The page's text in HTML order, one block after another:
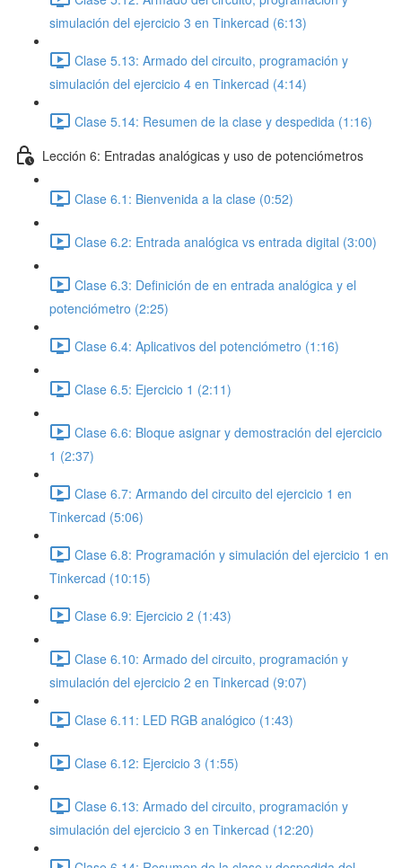
simulación del ejercicio 3 en Tinkercad (6:13)
Clase 5.13: Armado del circuito, programación y
simulación del ejercicio 4 en Tinkercad (4:14)
Clase 5.14: Resumen de la clase y despedida (1:16)
Lección 6: Entradas analógicas y uso de potenciómetros
Clase 6.1: Bienvenida a la clase (0:52)
Clase 6.2: Entrada analógica vs entrada digital (3:00)
Clase 6.3: Definición de en entrada analógica y el
potenciómetro (2:25)
Clase 6.4: Aplicativos del potenciómetro (1:16)
Clase 6.5: Ejercicio 1 (2:11)
Clase 6.6: Bloque asignar y demostración del ejercicio
1 (2:37)
Clase 6.7: Armando del circuito del ejercicio 1 en
Tinkercad (5:06)
Clase 6.8: Programación y simulación del ejercicio 1 en
Tinkercad (10:15)
Clase 6.9: Ejercicio 2 (1:43)
Clase 6.10: Armado del circuito, programación y
simulación del ejercicio 2 en Tinkercad (9:07)
Clase 6.11: LED RGB analógico (1:43)
Clase 6.12: Ejercicio 3 (1:55)
Clase 6.13: Armado del circuito, programación y
simulación del ejercicio 3 en Tinkercad (12:20)